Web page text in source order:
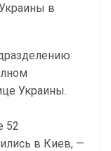
в
Украины.
52
в Киев, —